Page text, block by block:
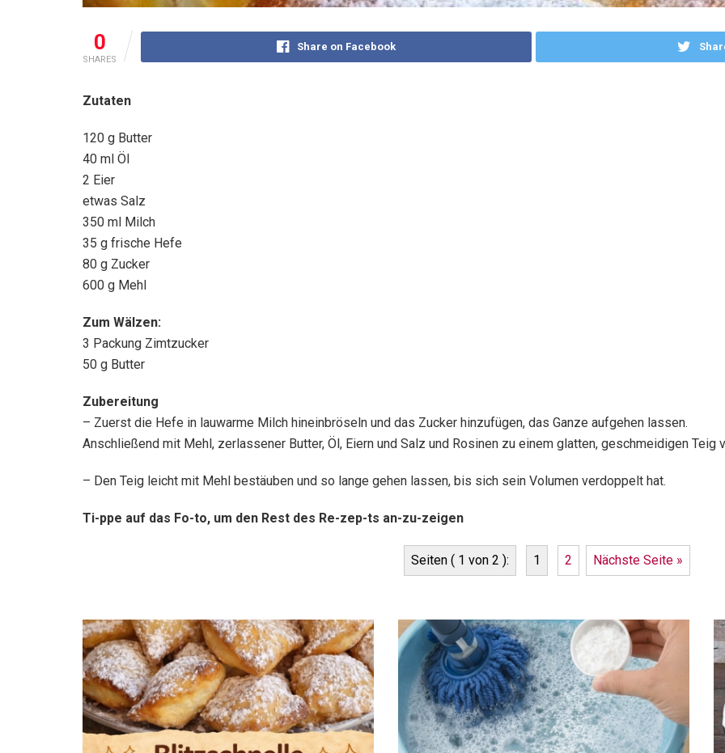
0
SHARES
Share on Facebook
Zutaten
120 g Butter
40 ml Öl
2 Eier
etwas Salz
350 ml Milch
35 g frische Hefe
80 g Zucker
600 g Mehl
Zum Wälzen:
3 Packung Zimtzucker
50 g Butter
Zubereitung
– Zuerst die Hefe in lauwarme Milch hineinbröseln und das Zucker hinzufügen, das Ganze aufgehen lassen.
Anschließend mit Mehl, zerlassener Butter, Öl, Eiern und Salz und Rosinen zu einem glatten, geschmeidigen Teig
– Den Teig leicht mit Mehl bestäuben und so lange gehen lassen, bis sich sein Volumen verdoppelt hat.
Ti-ppe auf das Fo-to, um den Rest des Re-zep-ts an-zu-zeigen
Seiten ( 1 von 2 ): 1 2 Nächste Seite »